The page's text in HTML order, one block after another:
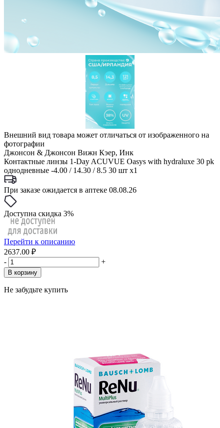
Внешний вид товара может отличаться от изображенного на
фотографии
Джонсон & Джонсон Вижн Кэер, Инк
Контактные линзы 1-Day ACUVUE Oasys with hydraluxe 30 pk
однодневные -4.00 / 14.30 / 8.5 30 шт x1
При заказе ожидается в аптеке 08.08.26
Доступна скидка 3%
Перейти к описанию
2637.00 ₽
-
+
В корзину
Не забудьте купить